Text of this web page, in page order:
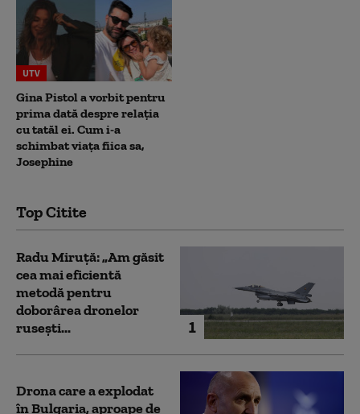
UTV
Gina Pistol a vorbit pentru
prima dată despre relația
cu tatăl ei. Cum i-a
schimbat viața fiica sa,
Josephine
Top Citite
1
Radu Miruță: „Am găsit
cea mai eficientă
metodă pentru
doborârea dronelor
rusești...
Drona care a explodat
în Bulgaria, aproape de